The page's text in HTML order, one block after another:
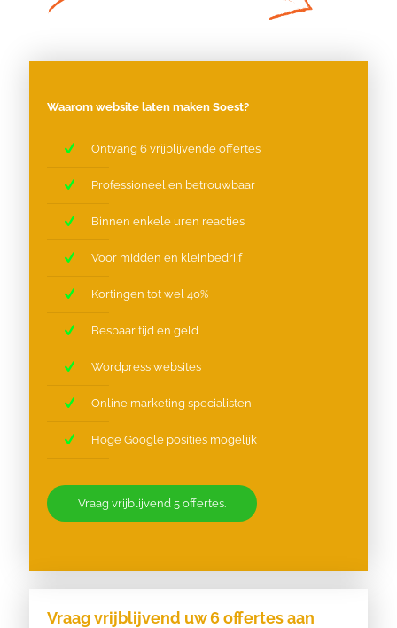
Waarom website laten maken Soest?
Ontvang 6 vrijblijvende offertes
Professioneel en betrouwbaar
Binnen enkele uren reacties
Voor midden en kleinbedrijf
Kortingen tot wel 40%
Bespaar tijd en geld
Wordpress websites
Online marketing specialisten
Hoge Google posities mogelijk
Vraag vrijblijvend 5 offertes.
Vraag vrijblijvend uw 6 offertes aan